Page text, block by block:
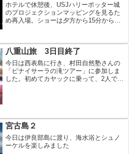
ホテルで休憩後、USJハリーポッター城
のプロジェクションマッピングを見るた
め再入場。ショーは夕方から15分から３
いないときもホグワーツ城はプロジェク
ションマッピングで雪...
八重山旅 3日目終了
今日は西表島に行き、村田自然塾さんの
「ピナイサーラの滝ツアー」に参加しま
した。初めてカヤックに乗って、2人で悪
宮古島２
今日は伊良部島に渡り、海水浴とシュノ
ーケルを楽しみました